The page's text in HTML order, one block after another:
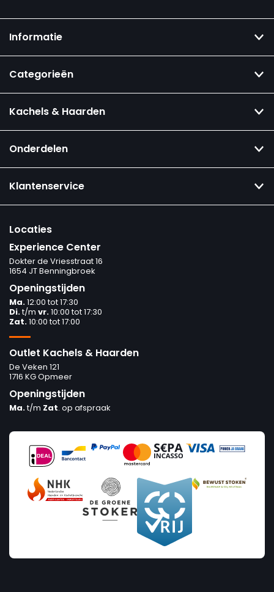
Informatie
Categorieën
Kachels & Haarden
Onderdelen
Klantenservice
Locaties
Experience Center
Dokter de Vriesstraat 16
1654 JT Benningbroek
Openingstijden
Ma.12:00 tot 17:30
Di.t/m vr.10:00 tot 17:30
Zat.10:00 tot 17:00
Outlet Kachels & Haarden
De Veken 121
1716 KG Opmeer
Openingstijden
Ma.t/m Zat. op afspraak